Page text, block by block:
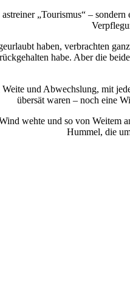
„Tourismus“ –
haben, verbrachten
habe. Aber die
und Abwechslung, mit
übersät waren – noch eine
wehte und so von Weitem
Hummel, die